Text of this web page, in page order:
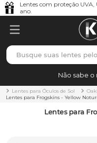
Lentes com proteção UVA,
ano.
Busque suas lentes
Não sabe o
Lentes para Óculos de Sol
Lentes para Frogskins - Yellow
Lentes para
TERMOS MAIS
1º borrachas
holbrook